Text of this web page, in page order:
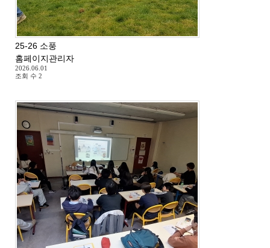
25-26 소풍
홈페이지관리자
2026.06.01
조회 수 2